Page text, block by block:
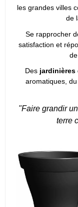
les grandes villes
de
Se rapprocher
satisfaction et
Desjardinières
aromatiques,
"Faire grandir
terre